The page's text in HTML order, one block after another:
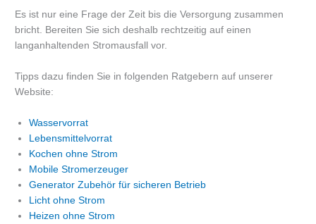
Es ist nur eine Frage der Zeit bis die Versorgung zusammen
bricht. Bereiten Sie sich deshalb rechtzeitig auf einen
langanhaltenden Stromausfall vor.
Tipps dazu finden Sie in folgenden Ratgebern auf unserer
Website:
Wasservorrat
Lebensmittelvorrat
Kochen ohne Strom
Mobile Stromerzeuger
Generator Zubehör für sicheren Betrieb
Licht ohne Strom
Heizen ohne Strom